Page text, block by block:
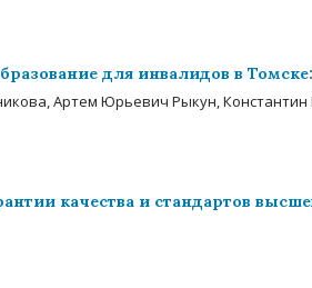
для инвалидов в
Артем Юрьевич Рыкун,
качества и стандартов